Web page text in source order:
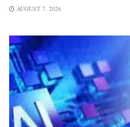
AUGUST 7, 2026